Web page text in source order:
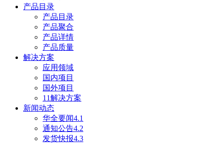
产品目录
产品目录
产品聚合
产品详情
产品质量
解决方案
应用领域
国内项目
国外项目
11解决方案
新闻动态
华全要闻4.1
通知公告4.2
发货快报4.3